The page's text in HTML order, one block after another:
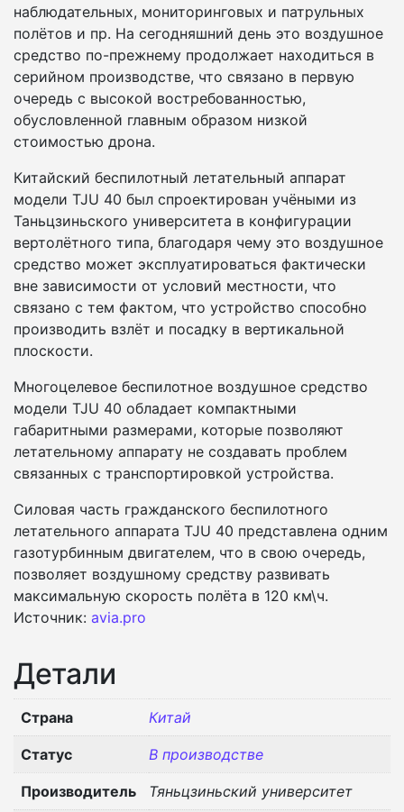
наблюдательных, мониторинговых и патрульных
полётов и пр. На сегодняшний день это воздушное
средство по-прежнему продолжает находиться в
серийном производстве, что связано в первую
очередь с высокой востребованностью,
обусловленной главным образом низкой
стоимостью дрона.
Китайский беспилотный летательный аппарат
модели TJU 40 был спроектирован учёными из
Таньцзиньского университета в конфигурации
вертолётного типа, благодаря чему это воздушное
средство может эксплуатироваться фактически
вне зависимости от условий местности, что
связано с тем фактом, что устройство способно
производить взлёт и посадку в вертикальной
плоскости.
Многоцелевое беспилотное воздушное средство
модели TJU 40 обладает компактными
габаритными размерами, которые позволяют
летательному аппарату не создавать проблем
связанных с транспортировкой устройства.
Силовая часть гражданского беспилотного
летательного аппарата TJU 40 представлена одним
газотурбинным двигателем, что в свою очередь,
позволяет воздушному средству развивать
максимальную скорость полёта в 120 км\ч.
Источник: avia.pro
Детали
Страна Китай
Статус В производстве
Производитель Тяньцзиньский университет